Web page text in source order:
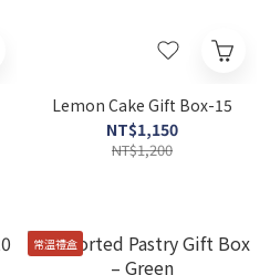
Lemon Cake Gift Box-15
NT$1,150
NT$1,200
常溫禮盒